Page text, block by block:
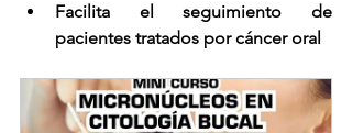
Facilita el seguimiento de
pacientes tratados por cáncer oral